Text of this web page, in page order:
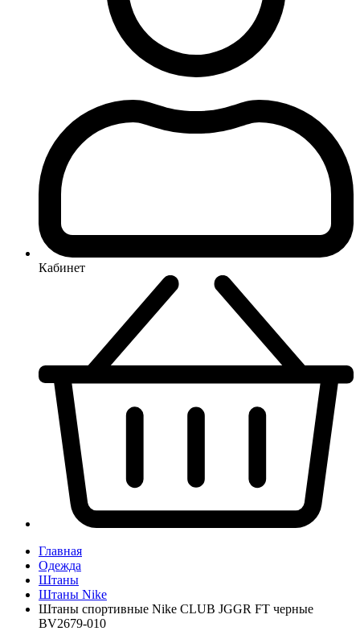
Кабинет
Главная
Одежда
Штаны
Штаны Nike
Штаны спортивные Nike CLUB JGGR FT черные
BV2679-010